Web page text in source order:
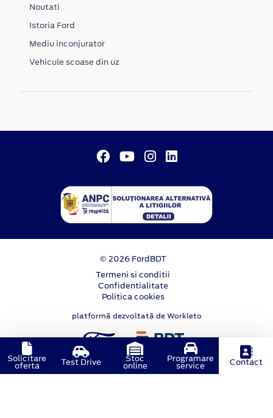
Noutati
Istoria Ford
Mediu inconjurator
Vehicule scoase din uz
© 2026 FordBDT
Termeni si conditii
Confidentialitate
Politica cookies
platformă dezvoltată de Workleto
Solicitare
oferta Test Drive Stoc
online
Programare
service Contact